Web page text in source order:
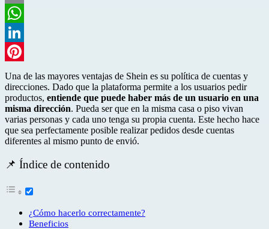
Email
WhatsApp
LinkedIn
Pinterest
Una de las mayores ventajas de Shein es su política de cuentas y
direcciones. Dado que la plataforma permite a los usuarios pedir
productos, entiende que puede haber más de un usuario en una
misma dirección. Pueda ser que en la misma casa o piso vivan
varias personas y cada uno tenga su propia cuenta. Este hecho hace
que sea perfectamente posible realizar pedidos desde cuentas
diferentes al mismo punto de envió.
📌 Índice de contenido
¿Cómo hacerlo correctamente?
Beneficios